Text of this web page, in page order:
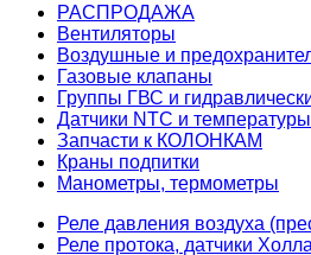
РАСПРОДАЖА
Вентиляторы
Воздушные и
Газовые клапаны
Группы ГВС и
Датчики NTC и температуры
Запчасти к КОЛОНКАМ
Краны подпитки
Манометры, термометры
Реле давления воздуха
Реле протока, датчики Холла